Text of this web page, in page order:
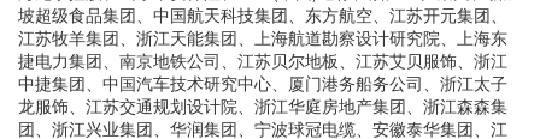
坡超级食品集团、中国航天科技集团、东方航空、江苏开元集团、
江苏牧羊集团、浙江天能集团、上海航道勘察设计研究院、上海东
捷电力集团、南京地铁公司、江苏贝尔地板、江苏艾贝服饰、浙江
中捷集团、中国汽车技术研究中心、厦门港务船务公司、浙江太子
龙服饰、江苏交通规划设计院、浙江华庭房地产集团、浙江森森集
团、浙江兴业集团、华润集团、宁波球冠电缆、安徽泰华集团、江